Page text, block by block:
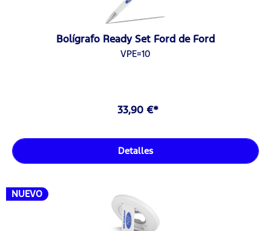
Bolígrafo Ready Set Ford de Ford
VPE=10
33,90 €*
Detalles
NUEVO